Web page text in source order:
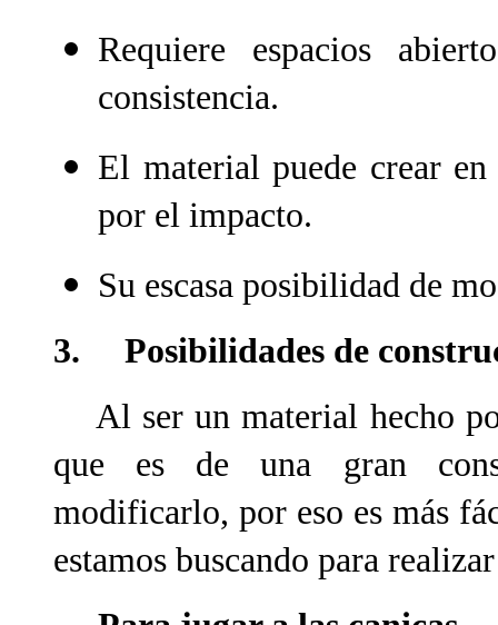
Requiere espacios
consistencia.
El material puede crear
por el impacto.
Su escasa posibilidad de
3. Posibilidades de
Al ser un material hecho
que es de una gran
modificarlo, por eso es más
estamos buscando para